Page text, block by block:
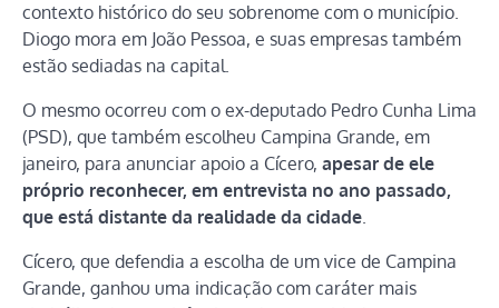
contexto histórico do seu sobrenome com o município.
Diogo mora em João Pessoa, e suas empresas também
estão sediadas na capital.
O mesmo ocorreu com o ex-deputado Pedro Cunha Lima
(PSD), que também escolheu Campina Grande, em
janeiro, para anunciar apoio a Cícero, apesar de ele
próprio reconhecer, em entrevista no ano passado,
que está distante da realidade da cidade.
Cícero, que defendia a escolha de um vice de Campina
Grande, ganhou uma indicação com caráter mais